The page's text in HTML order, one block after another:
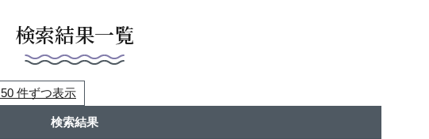
検索結果一覧
50 件ずつ表示
検索結果